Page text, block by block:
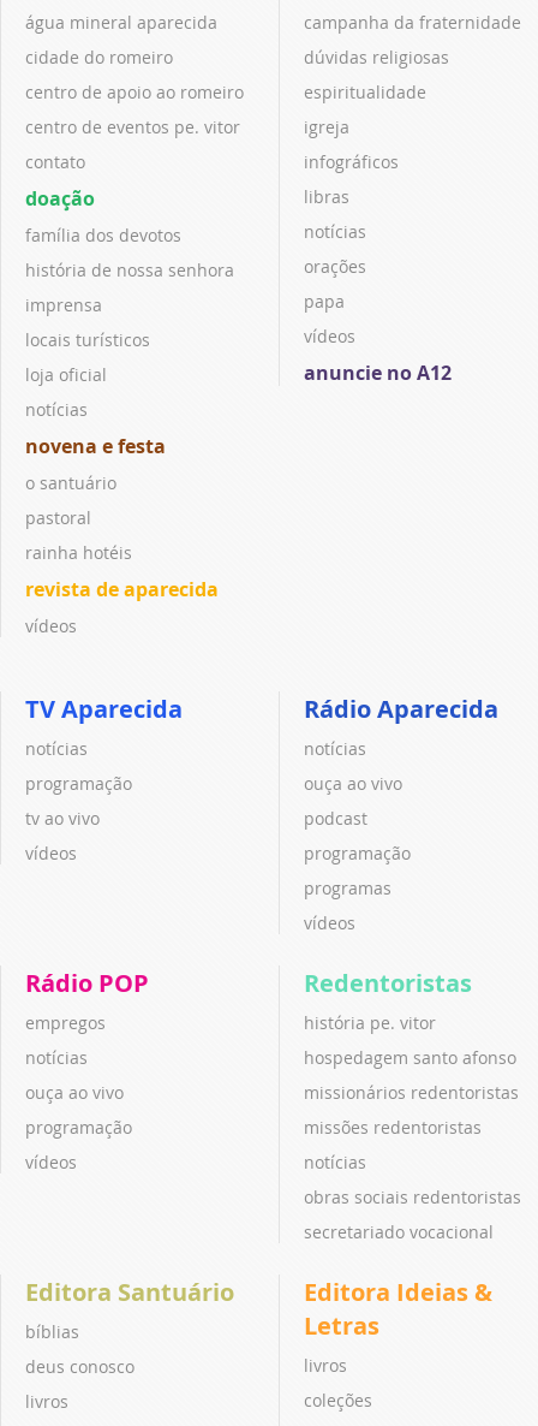
água mineral aparecida
cidade do romeiro
centro de apoio ao romeiro
centro de eventos pe. vitor
contato
doação
família dos devotos
história de nossa senhora
imprensa
locais turísticos
loja oficial
notícias
novena e festa
o santuário
pastoral
rainha hotéis
revista de aparecida
vídeos
campanha da fraternidade
dúvidas religiosas
espiritualidade
igreja
infográficos
libras
notícias
orações
papa
vídeos
anuncie no A12
TV Aparecida
notícias
programação
tv ao vivo
vídeos
Rádio Aparecida
notícias
ouça ao vivo
podcast
programação
programas
vídeos
Rádio POP
empregos
notícias
ouça ao vivo
programação
vídeos
Redentoristas
história pe. vitor
hospedagem santo afonso
missionários redentoristas
missões redentoristas
notícias
obras sociais redentoristas
secretariado vocacional
Editora Santuário
bíblias
deus conosco
livros
Editora Ideias &
Letras
livros
coleções